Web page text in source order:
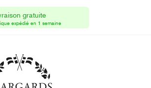
gratuite
expédié en 1 semaine
Hot Tubs
: FR 70 819374216